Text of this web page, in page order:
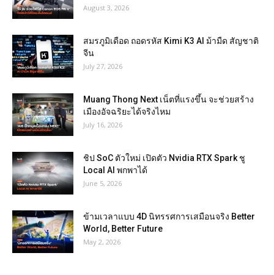
August 3, 2026
สมรภูมิเดือด ถอดรหัส Kimi K3 AI ม้ามืด สัญชาติ
จีน
July 27, 2026
Muang Thong Next เน็ตที่แรงขึ้น จะช่วยสร้าง
เมืองอัจฉริยะได้จริงไหม
July 16, 2026
ชิป SoC ตัวใหม่ เปิดตัว Nvidia RTX Spark ชู
Local AI พกพาได้
June 5, 2026
ข้ามเวลาแบบ 4D นิทรรศการเสมือนจริง Better
World, Better Future
May 2, 2026